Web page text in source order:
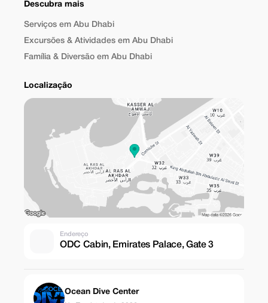
Descubra mais
Serviços em Abu Dhabi
Excursões & Atividades em Abu Dhabi
Família & Diversão em Abu Dhabi
Localização
Endereço
ODC Cabin, Emirates Palace, Gate 3
Ocean Dive Center